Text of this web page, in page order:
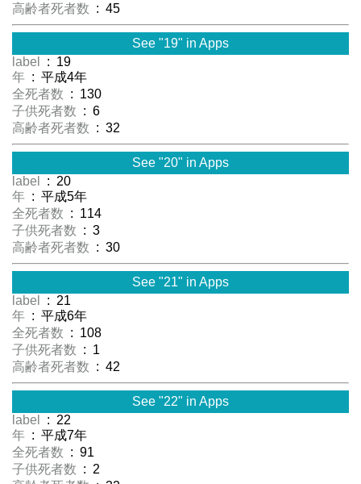
高齢者死者数 : 45
See "19" in Apps
label
: 19
年 : 平成4年
全死者数 : 130
子供死者数 : 6
高齢者死者数 : 32
See "20" in Apps
label
: 20
年 : 平成5年
全死者数 : 114
子供死者数 : 3
高齢者死者数 : 30
See "21" in Apps
label
: 21
年 : 平成6年
全死者数 : 108
子供死者数 : 1
高齢者死者数 : 42
See "22" in Apps
label
: 22
年 : 平成7年
全死者数 : 91
子供死者数 : 2